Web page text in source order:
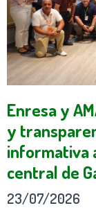
Enresa y
y
informativa
central de
23/07/2026